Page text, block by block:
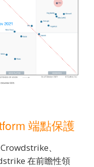
端點保護
、
在前瞻性領